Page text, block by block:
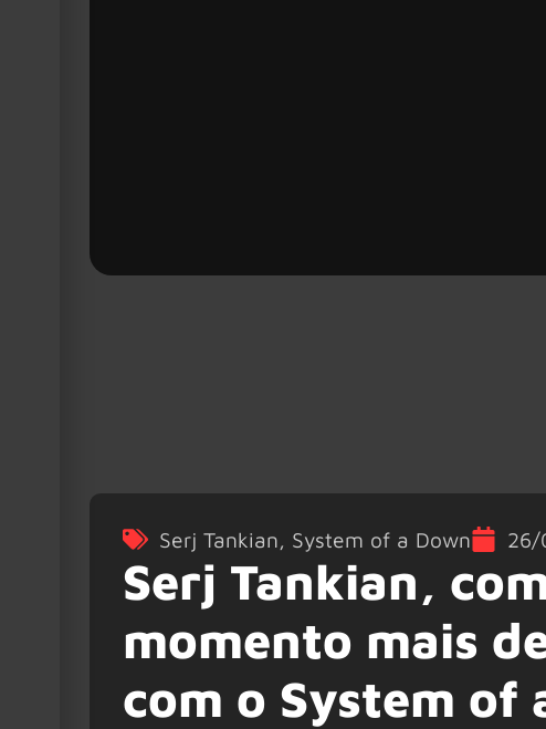
Serj Tankian, System of a Down 26/
Serj Tankian,
momento mais
com o System of